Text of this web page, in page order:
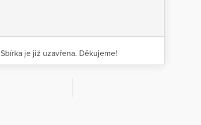
Sbírka je již uzavřena. Děkujeme!